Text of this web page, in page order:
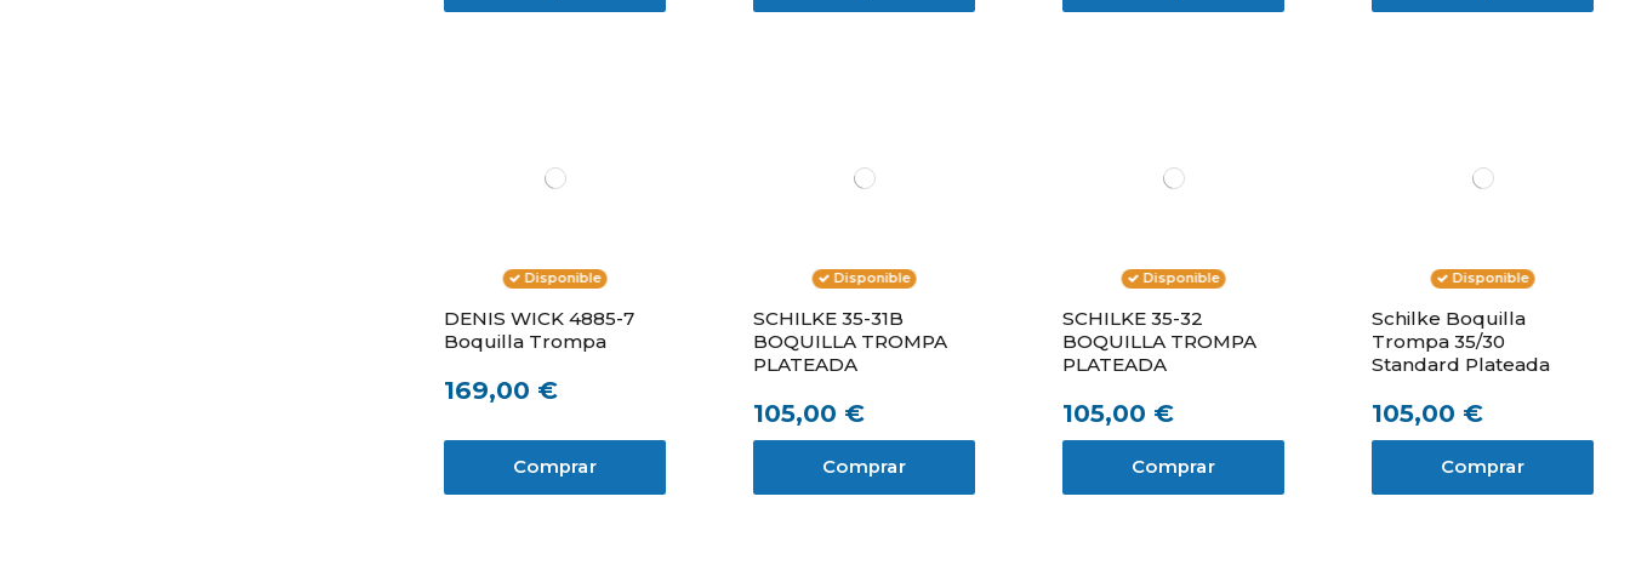
Disponible
DENIS WICK 4885-7
Boquilla Trompa
169,00 €
Comprar
Disponible
SCHILKE 35-31B
BOQUILLA TROMPA
PLATEADA
105,00 €
Comprar
Disponible
SCHILKE 35-32
BOQUILLA TROMPA
PLATEADA
105,00 €
Comprar
Disponible
Schilke Boquilla
Trompa 35/30
Standard Plateada
105,00 €
Comprar